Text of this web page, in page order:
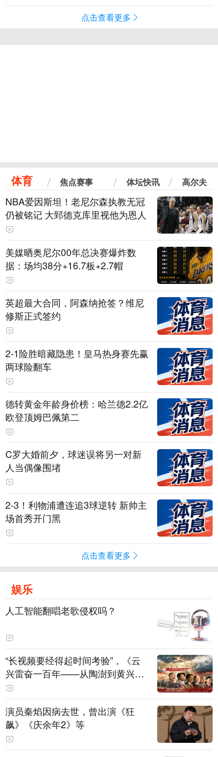
点击查看更多
体育 焦点赛事 体坛快讯 高尔夫
NBA爱因斯坦！老尼尔森执教无冠
仍被铭记 大郅德克库里视他为恩人
美媒晒奥尼尔00年总决赛爆炸数
据：场均38分+16.7板+2.7帽
英超最大合同，阿森纳抢签？维尼
修斯正式签约
2-1险胜暗藏隐患！皇马热身赛先赢
两球险翻车
德转黄金年龄身价榜：哈兰德2.2亿
欧登顶姆巴佩第二
C罗大婚前夕，球迷误将另一对新
人当偶像围堵
2-3！利物浦遭连追3球逆转 新帅主
场首秀开门黑
点击查看更多
娱乐
人工智能翻唱老歌侵权吗？
“长视频要经得起时间考验”，《云
兴雷奋一百年——从陶澍到黄兴》
主创揭秘幕后
演员秦焰因病去世，曾出演《狂
飙》《庆余年2》等